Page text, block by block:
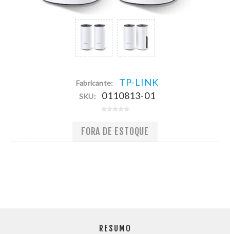
Fabricante: TP-LINK
SKU: 0110813-01
FORA DE ESTOQUE
RESUMO